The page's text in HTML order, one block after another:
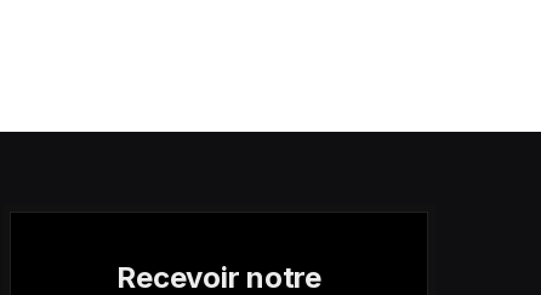
Recevoir notre